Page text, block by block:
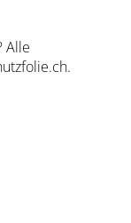
Alle